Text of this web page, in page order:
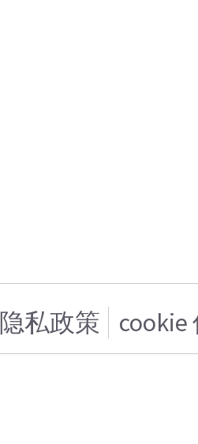
隐私政策 cookie